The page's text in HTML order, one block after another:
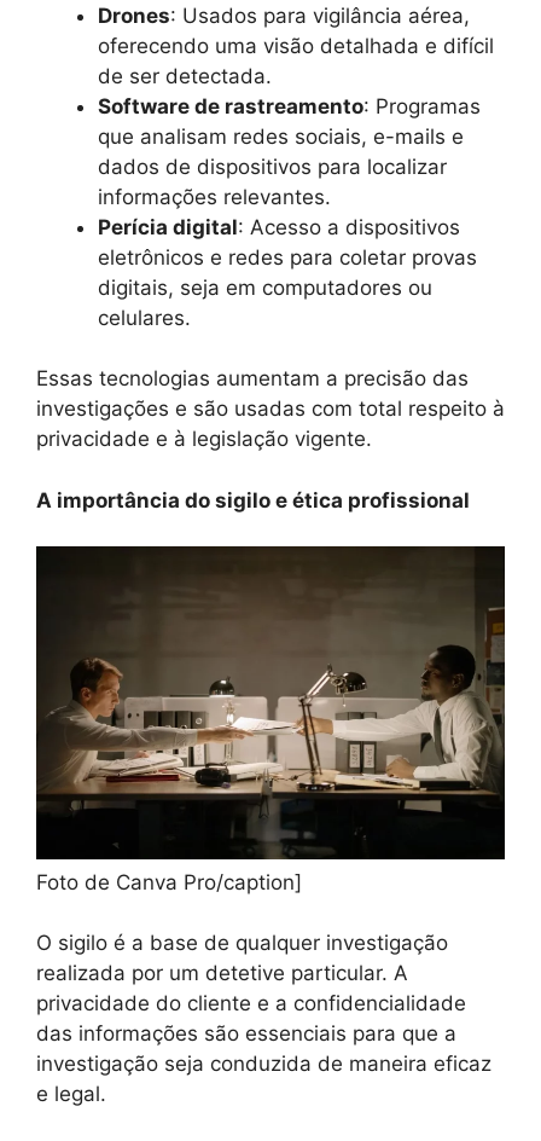
Drones: Usados para vigilância aérea,
oferecendo uma visão detalhada e difícil
de ser detectada.
Software de rastreamento: Programas
que analisam redes sociais, e-mails e
dados de dispositivos para localizar
informações relevantes.
Perícia digital: Acesso a dispositivos
eletrônicos e redes para coletar provas
digitais, seja em computadores ou
celulares.
Essas tecnologias aumentam a precisão das
investigações e são usadas com total respeito à
privacidade e à legislação vigente.
A importância do sigilo e ética profissional
Foto de Canva Pro/caption]
O sigilo é a base de qualquer investigação
realizada por um detetive particular. A
privacidade do cliente e a confidencialidade
das informações são essenciais para que a
investigação seja conduzida de maneira eficaz
e legal.